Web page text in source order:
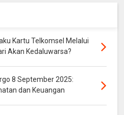
Kartu Telkomsel Melalui
Akan Kedaluwarsa?
8 September 2025:
dan Keuangan